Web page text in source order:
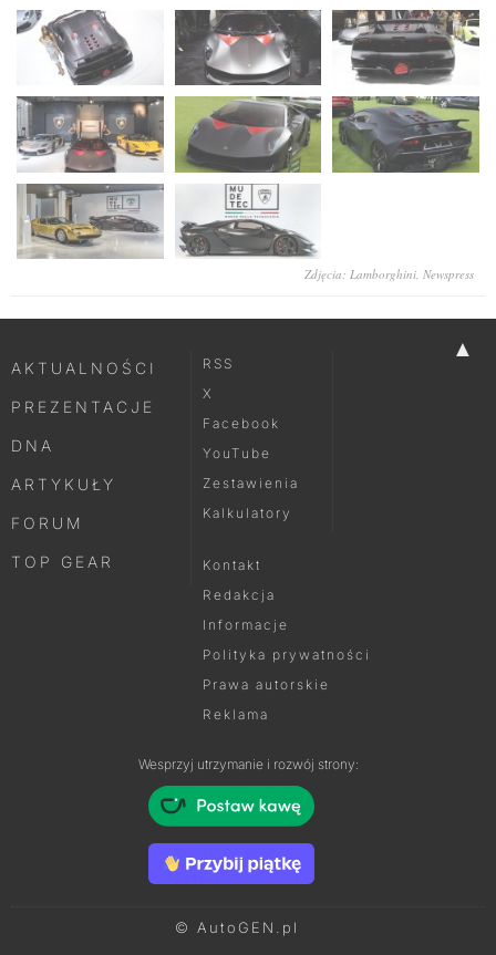
Zdjęcia: Lamborghini, Newspress
▲
AKTUALNOŚCI
PREZENTACJE
DNA
ARTYKUŁY
FORUM
TOP GEAR
RSS
X
Facebook
YouTube
Zestawienia
Kalkulatory
Kontakt
Redakcja
Informacje
Polityka prywatności
Prawa autorskie
Reklama
Wesprzyj utrzymanie i rozwój strony:
© AutoGEN.pl